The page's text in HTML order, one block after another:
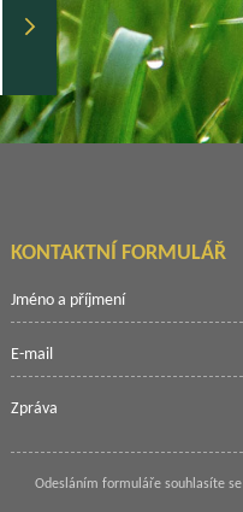
KONTAKTNÍ FORMULÁŘ
Odesláním formuláře souhlasíte se